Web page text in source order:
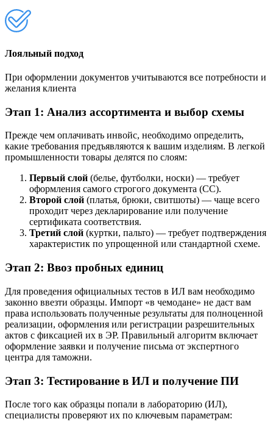
Лояльный подход
При оформлении документов учитываются все потребности и
желания клиента
Этап 1: Анализ ассортимента и выбор схемы
Прежде чем оплачивать инвойс, необходимо определить,
какие требования предъявляются к вашим изделиям. В легкой
промышленности товары делятся по слоям:
Первый слой (белье, футболки, носки) — требует
оформления самого строгого документа (СС).
Второй слой (платья, брюки, свитшоты) — чаще всего
проходит через декларирование или получение
сертификата соответствия.
Третий слой (куртки, пальто) — требует подтверждения
характеристик по упрощенной или стандартной схеме.
Этап 2: Ввоз пробных единиц
Для проведения официальных тестов в ИЛ вам необходимо
законно ввезти образцы. Импорт «в чемодане» не даст вам
права использовать полученные результаты для полноценной
реализации, оформления или регистрации разрешительных
актов с фиксацией их в ЭР. Правильный алгоритм включает
оформление заявки и получение письма от экспертного
центра для таможни.
Этап 3: Тестирование в ИЛ и получение ПИ
После того как образцы попали в лабораторию (ИЛ),
специалисты проверяют их по ключевым параметрам: